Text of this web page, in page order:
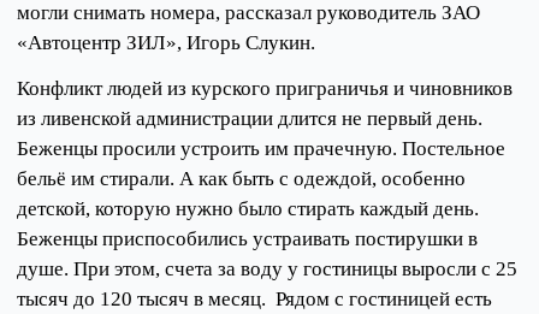
могли снимать номера, рассказал руководитель ЗАО
«Автоцентр ЗИЛ», Игорь Слукин.
Конфликт людей из курского приграничья и чиновников
из ливенской администрации длится не первый день.
Беженцы просили устроить им прачечную. Постельное
бельё им стирали. А как быть с одеждой, особенно
детской, которую нужно было стирать каждый день.
Беженцы приспособились устраивать постирушки в
душе. При этом, счета за воду у гостиницы выросли с 25
тысяч до 120 тысяч в месяц. Рядом с гостиницей есть